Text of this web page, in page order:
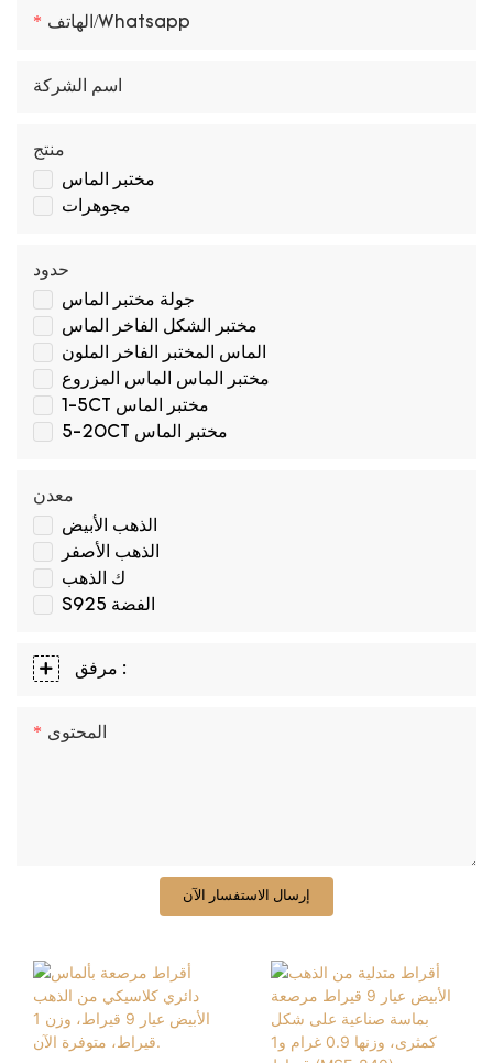
الهاتف/whatsapp
اسم الشركة
مختبر الماس
مجوهرات
منتج
جولة مختبر الماس
مختبر الشكل الفاخر الماس
الماس المختبر الفاخر الملون
مختبر الماس الماس المزروع
1-5CT مختبر الماس
5-20CT مختبر الماس
حدود
الذهب الأبيض
الذهب الأصفر
ك الذهب
S925 الفضة
معدن
مرفق :
المحتوى
إرسال الاستفسار الآن